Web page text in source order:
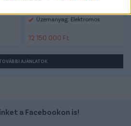
Üzemanyag: Elektromos
12 150 000 Ft
AJÁNLATOK
a Facebookon is!